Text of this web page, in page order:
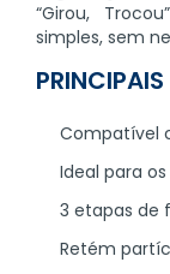
“Girou,
simples, sem
Compatível
Ideal para
3 etapas de
Retém